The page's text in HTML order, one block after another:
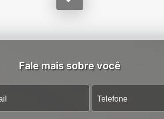
Fale mais sobre você